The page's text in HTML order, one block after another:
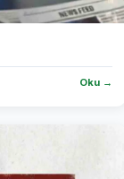
Oku →